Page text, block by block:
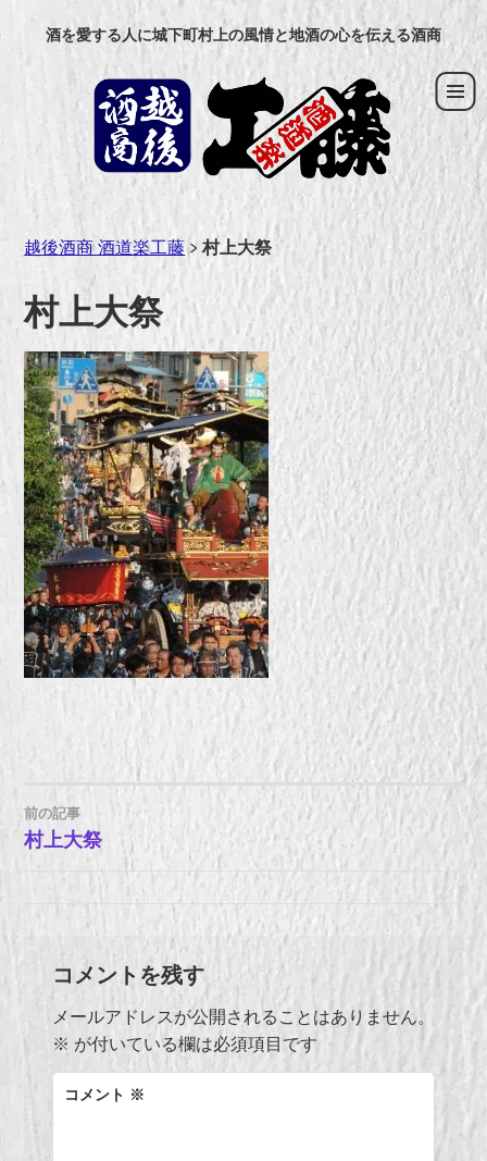
酒を愛する人に城下町村上の風情と地酒の心を伝える酒商
越後酒商 酒道楽工藤 >村上大祭
村上大祭
投
稿
ナ
ビ
ゲ
ー
シ
前の記事
村上大祭
コメントを残す
メールアドレスが公開されることはありません。
※ が付いている欄は必須項目です
コメント ※